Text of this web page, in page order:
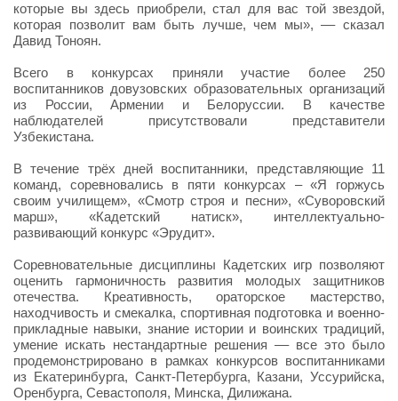
которые вы здесь приобрели, стал для вас той звездой,
которая позволит вам быть лучше, чем мы», –– сказал
Давид Тоноян.
Всего в конкурсах приняли участие более 250
воспитанников довузовских образовательных организаций
из России, Армении и Белоруссии. В качестве
наблюдателей присутствовали представители
Узбекистана.
В течение трёх дней воспитанники, представляющие 11
команд, соревновались в пяти конкурсах – «Я горжусь
своим училищем», «Смотр строя и песни», «Суворовский
марш», «Кадетский натиск», интеллектуально-
развивающий конкурс «Эрудит».
Соревновательные дисциплины Кадетских игр позволяют
оценить гармоничность развития молодых защитников
отечества. Креативность, ораторское мастерство,
находчивость и смекалка, спортивная подготовка и военно-
прикладные навыки, знание истории и воинских традиций,
умение искать нестандартные решения –– все это было
продемонстрировано в рамках конкурсов воспитанниками
из Екатеринбурга, Санкт-Петербурга, Казани, Уссурийска,
Оренбурга, Севастополя, Минска, Дилижана.